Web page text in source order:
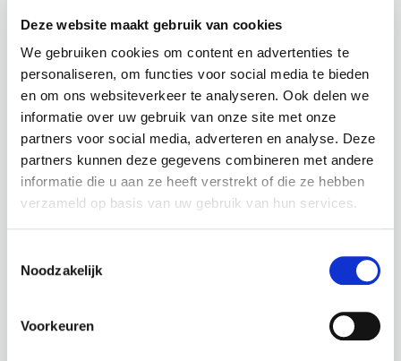
Deze website maakt gebruik van cookies
We gebruiken cookies om content en advertenties te
personaliseren, om functies voor social media te bieden
en om ons websiteverkeer te analyseren. Ook delen we
informatie over uw gebruik van onze site met onze
partners voor social media, adverteren en analyse. Deze
partners kunnen deze gegevens combineren met andere
informatie die u aan ze heeft verstrekt of die ze hebben
verzameld op basis van uw gebruik van hun services.
Noodzakelijk
Voorkeuren
PROJECTEN